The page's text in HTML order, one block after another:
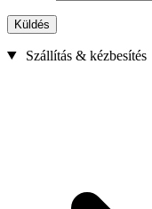
Küldés
Szállítás & kézbesítés